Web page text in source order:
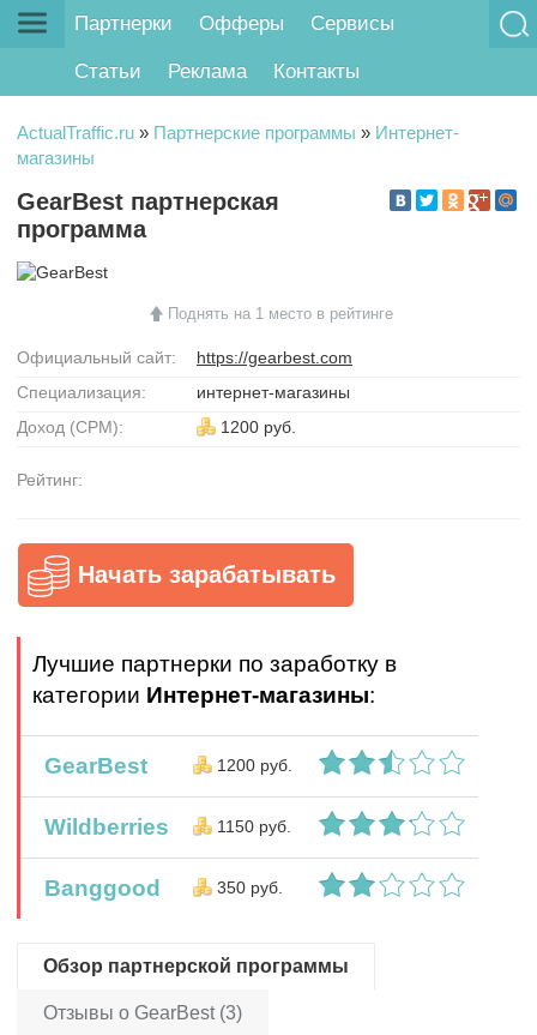
Партнерки Офферы Сервисы
Статьи Реклама Контакты
ActualTraffic.ru » Партнерские программы » Интернет-
магазины
GearBest партнерская
программа
Поднять на 1 место в рейтинге
Официальный сайт:
https://gearbest.com
Специализация:
интернет-магазины
Доход (CPM):
1200 руб.
Рейтинг:
Начать зарабатывать
Лучшие партнерки по заработку в
категории Интернет-магазины:
GearBest 1200 руб.
Wildberries 1150 руб.
Banggood 350 руб.
Обзор партнерской программы
Отзывы о GearBest (3)